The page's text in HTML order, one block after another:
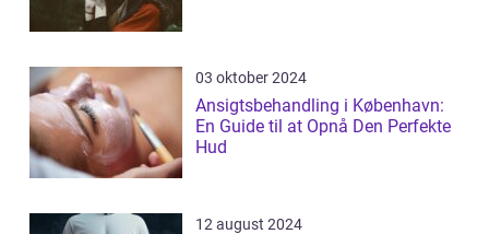
03 oktober 2024
Ansigtsbehandling i København:
En Guide til at Opnå Den Perfekte
Hud
12 august 2024